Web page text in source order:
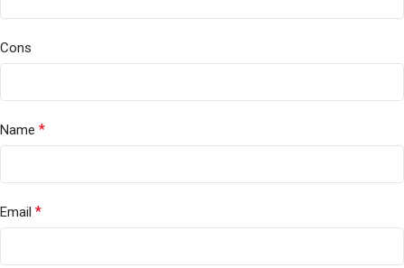
Cons
Name *
Email *